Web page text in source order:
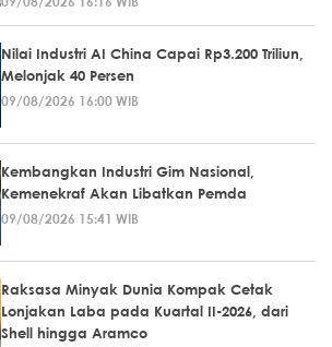
Nilai Industri AI China Capai Rp3.200 Triliun,
Melonjak 40 Persen
09/08/2026 16:00 WIB
Kembangkan Industri Gim Nasional,
Kemenekraf Akan Libatkan Pemda
09/08/2026 15:41 WIB
Raksasa Minyak Dunia Kompak Cetak
Lonjakan Laba pada Kuartal II-2026, dari
Shell hingga Aramco